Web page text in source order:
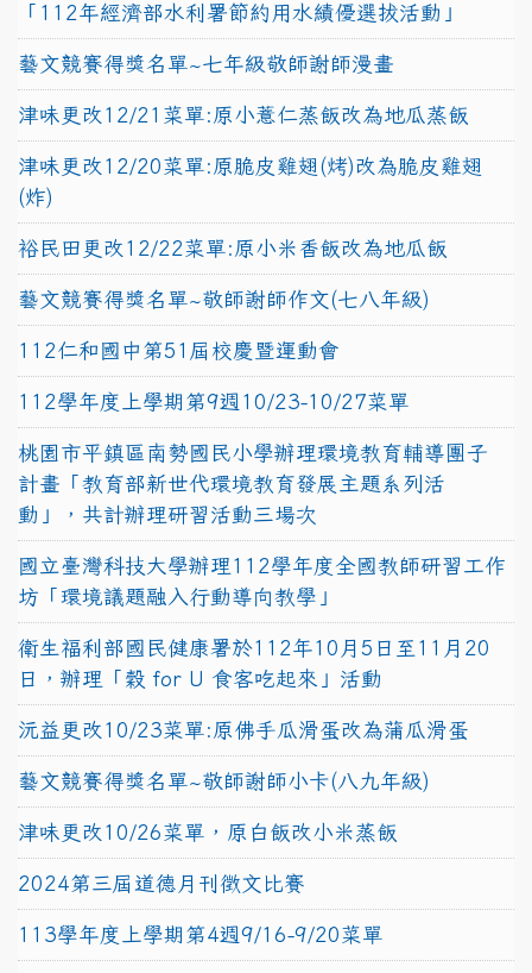
「112年經濟部水利署節約用水績優選拔活動」
藝文競賽得獎名單~七年級敬師謝師漫畫
津味更改12/21菜單:原小薏仁蒸飯改為地瓜蒸飯
津味更改12/20菜單:原脆皮雞翅(烤)改為脆皮雞翅
(炸)
裕民田更改12/22菜單:原小米香飯改為地瓜飯
藝文競賽得獎名單~敬師謝師作文(七八年級)
112仁和國中第51屆校慶暨運動會
112學年度上學期第9週10/23-10/27菜單
桃園市平鎮區南勢國民小學辦理環境教育輔導團子
計畫「教育部新世代環境教育發展主題系列活
動」，共計辦理研習活動三場次
國立臺灣科技大學辦理112學年度全國教師研習工作
坊「環境議題融入行動導向教學」
衛生福利部國民健康署於112年10月5日至11月20
日，辦理「穀 for U 食客吃起來」活動
沅益更改10/23菜單:原佛手瓜滑蛋改為蒲瓜滑蛋
藝文競賽得獎名單~敬師謝師小卡(八九年級)
津味更改10/26菜單，原白飯改小米蒸飯
2024第三屆道德月刊徵文比賽
113學年度上學期第4週9/16-9/20菜單